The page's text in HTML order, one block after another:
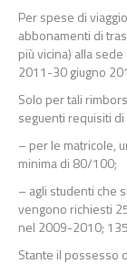
Per spese di
abbonamenti di
più vicina) alla
2011-30 giugno
Solo per tali
seguenti requisiti
– per le matricole,
minima di 80/100;
– agli studenti che
vengono richiesti
nel 2009-2010;
Stante il possesso